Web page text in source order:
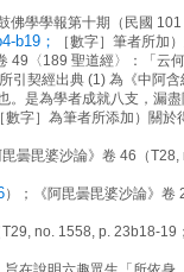
佛學學報第十期（民國 101
b19；
［數字］筆者所加
〈189 聖道經〉：「云
引契經出典 (1) 為《中阿
。是為學者成就八支，漏
［數字］為筆者所添加）關於
曇毘婆沙論》卷 46（T28,
）；《阿毘曇毘婆沙論》卷
no. 1558, p. 23b18-19